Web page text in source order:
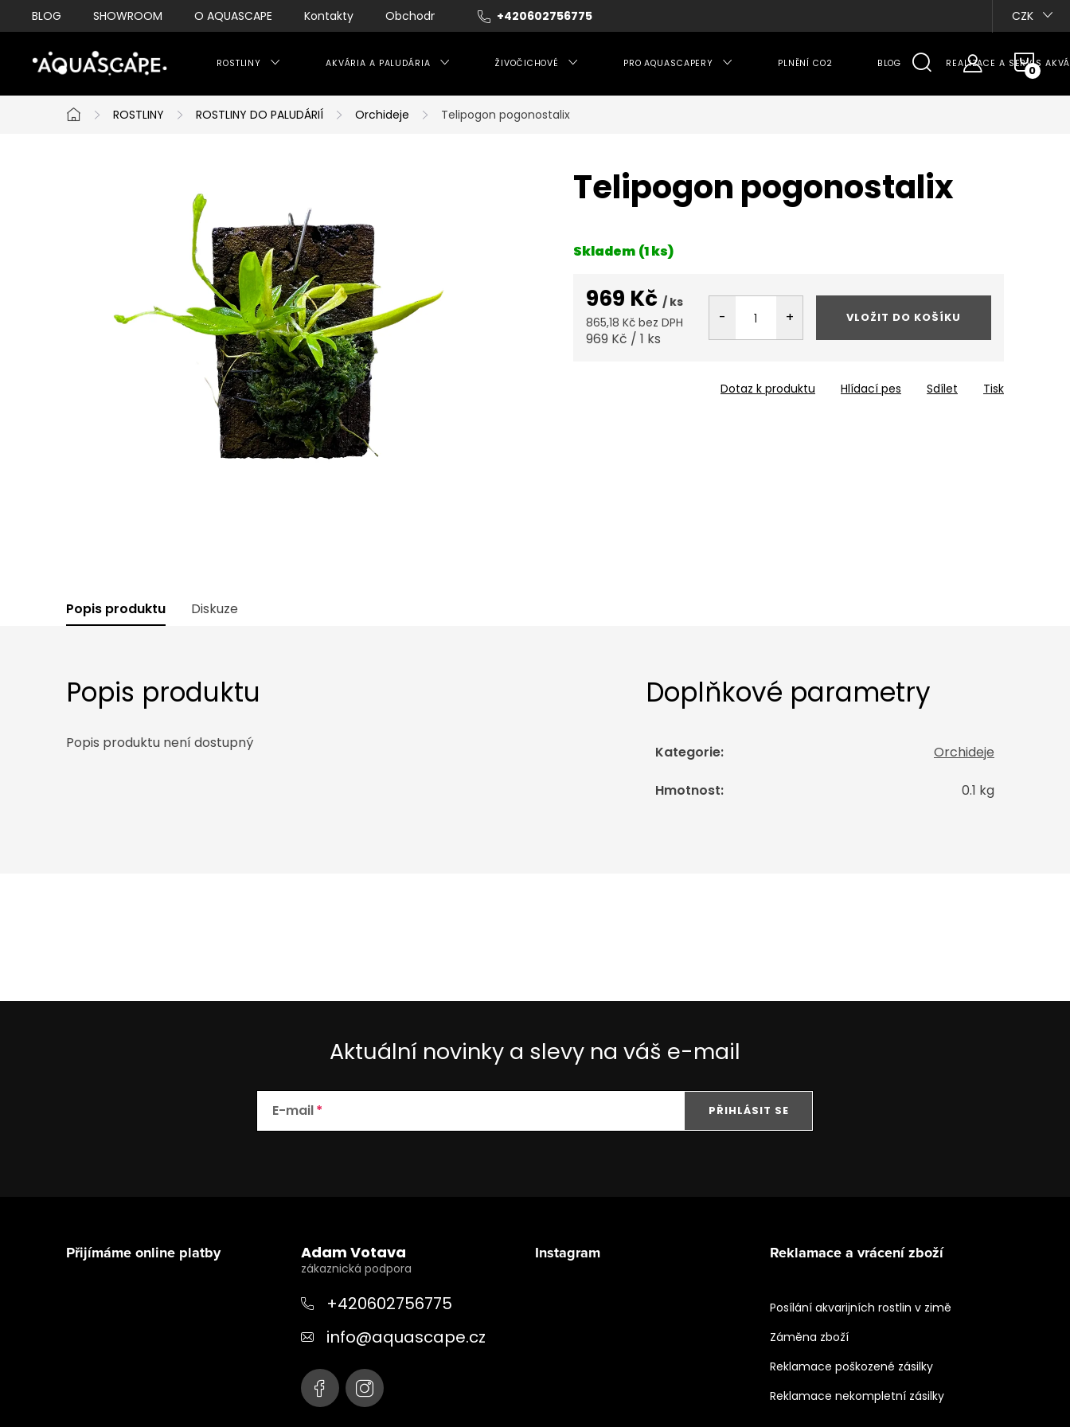
Přejít
na
+420602756775
BLOG SHOWROOM O AQUASCAPE Kontakty Obchodní podmínky Moje objednávka CZK
ROSTLINY AKVÁRIA A PALUDÁRIA ŽIVOČICHOVÉ PRO AQUASCAPERY PLNĚNÍ CO2 BLOG REALIZACE A SERVIS
Domů
ROSTLINY ROSTLINY DO PALUDÁRIÍ Orchideje Telipogon pogonostalix
Telipogon pogonostalix
Skladem (1 ks)
969 Kč / ks
865,18 Kč bez DPH
Měrná
969 Kč / 1 ks
VLOŽIT DO KOŠÍKU
Tisk
Dotaz k produktu Hlídací pes Sdílet
Popis produktu Diskuze
Popis produktu
Popis produktu není dostupný
Doplňkové parametry
Kategorie: Orchideje
Hmotnost: 0.1 kg
Aktuální novinky a slevy na váš e-mail
E-mail PŘIHLÁSIT SE
Přijímáme online platby Adam Votava
+420602756775
info@aquascape.cz
Instagram Reklamace a vrácení zboží
Posílání akvarijních rostlin v zimě
Záměna zboží
Reklamace poškozené zásilky
Reklamace nekompletní zásilky